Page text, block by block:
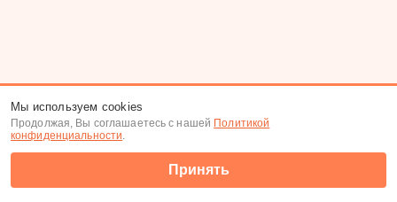
Мы используем cookies
Продолжая, Вы соглашаетесь с нашей Политикой
конфиденциальности.
Принять